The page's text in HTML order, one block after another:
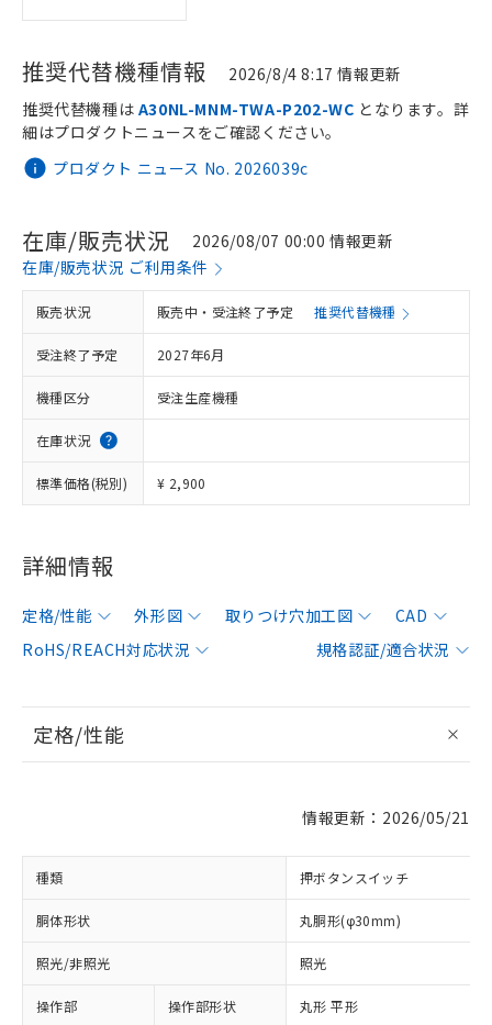
推奨代替機種情報 2026/8/4 8:17 情報更新
プロダクト ニュース No. 2026039c
推奨代替機種は A30NL-MNM-TWA-P202-WC となります。詳
細はプロダクトニュースをご確認ください。
在庫/販売状況
2026/08/07 00:00 情報更新
在庫/販売状況 ご利用条件
販売状況 販売中・受注終了予定 推奨代替機種
受注終了予定 2027年6月
機種区分 受注生産機種
在庫状況
標準価格(税別) ¥ 2,900
詳細情報
定格/性能 外形図 取りつけ穴加工図
CAD
RoHS/REACH対応状況
規格認証/適合状況
定格/性能
情報更新：2026/05/21
種類 押ボタンスイッチ
胴体形状 丸胴形(φ30mm)
照光/非照光 照光
操作部 操作部形状 丸形 平形